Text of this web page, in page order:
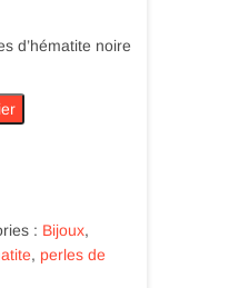
d’hématite noire
: Bijoux,
, perles de